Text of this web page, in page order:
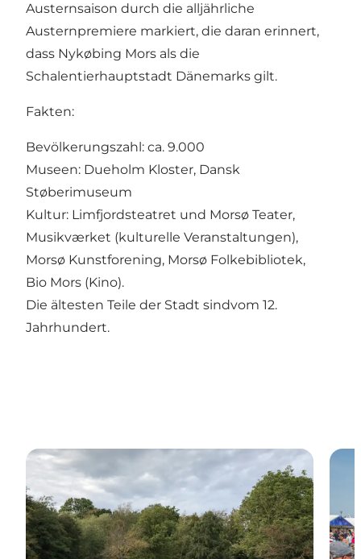
Austernsaison durch die alljährliche
Austernpremiere markiert, die daran erinnert,
dass Nykøbing Mors als die
Schalentierhauptstadt Dänemarks gilt.
Fakten:
Bevölkerungszahl: ca. 9.000
Museen: Dueholm Kloster, Dansk
Støberimuseum
Kultur: Limfjordsteatret und Morsø Teater,
Musikværket (kulturelle Veranstaltungen),
Morsø Kunstforening, Morsø Folkebibliotek,
Bio Mors (Kino).
Die ältesten Teile der Stadt sindvom 12.
Jahrhundert.